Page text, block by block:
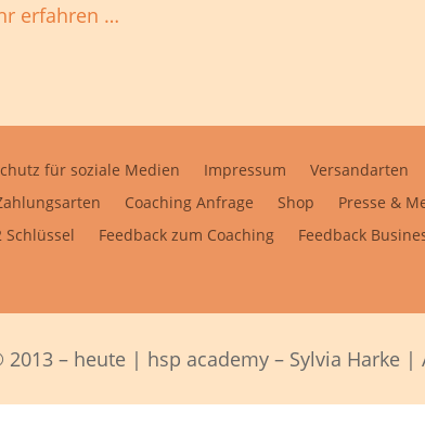
erfahren …
für soziale Medien Impressum
Versandarten
Coaching Anfrage Shop
Presse &
Schlüssel Feedback zum Coaching
Feedback
– heute | hsp academy – Sylvia Harke |